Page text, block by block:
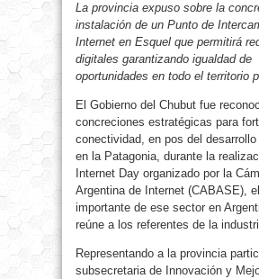
La provincia expuso sobre la
instalación de un Punto de
Internet en Esquel que permitirá
digitales garantizando igualdad de
oportunidades en todo el territorio
El Gobierno del Chubut fue
concreciones estratégicas para
conectividad, en pos del
en la Patagonia, durante la
Internet Day organizado por la
Argentina de Internet (CABASE),
importante de ese sector en
reúne a los referentes de la
Representando a la provincia
subsecretaria de Innovación y